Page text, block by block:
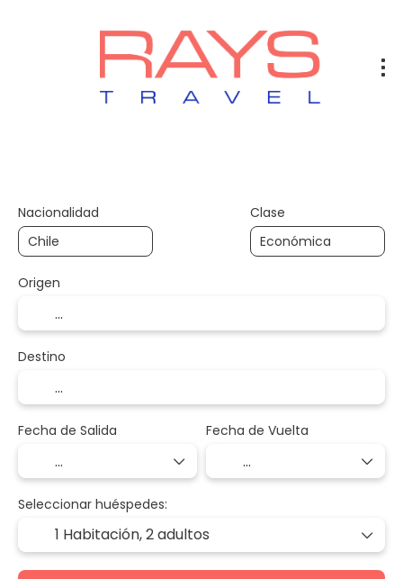
Nacionalidad Clase
Origen
Destino
Fecha de Salida Fecha de Vuelta
Seleccionar huéspedes:
1 Habitación,2 adultos